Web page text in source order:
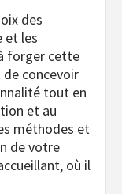
des
et les
forger cette
concevoir
tout en
et au
méthodes et
de votre
où il